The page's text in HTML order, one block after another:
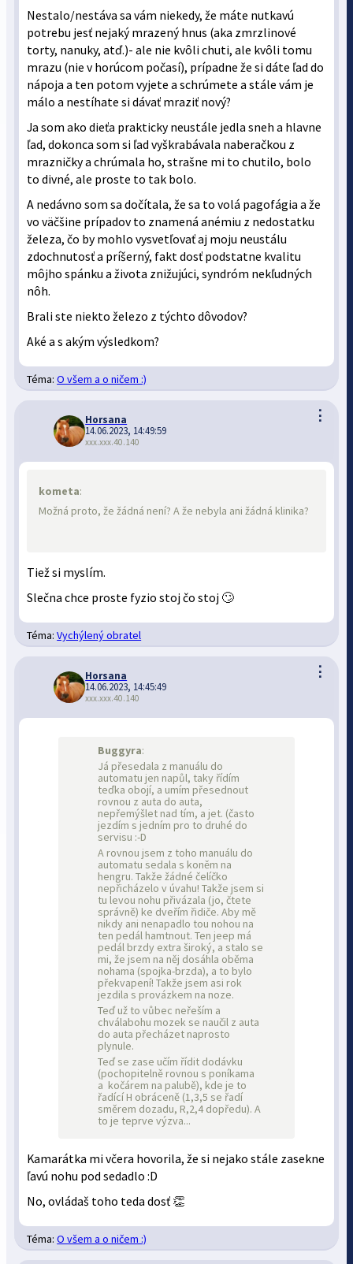
Nestalo/nestáva sa vám niekedy, že máte nutkavú
potrebu jesť nejaký mrazený hnus (aka zmrzlinové
torty, nanuky, atď.)- ale nie kvôli chuti, ale kvôli tomu
mrazu (nie v horúcom počasí), prípadne že si dáte ľad do
nápoja a ten potom vyjete a schrúmete a stále vám je
málo a nestíhate si dávať mraziť nový?
Ja som ako dieťa prakticky neustále jedla sneh a hlavne
ľad, dokonca som si ľad vyškrabávala naberačkou z
mrazničky a chrúmala ho, strašne mi to chutilo, bolo
to divné, ale proste to tak bolo.
A nedávno som sa dočítala, že sa to volá pagofágia a že
vo väčšine prípadov to znamená anémiu z nedostatku
železa, čo by mohlo vysvetľovať aj moju neustálu
zdochnutosť a príšerný, fakt dosť podstatne kvalitu
môjho spánku a života znižujúci, syndróm nekľudných
nôh.
Brali ste niekto železo z týchto dôvodov?
Aké a s akým výsledkom?
Téma:O všem a o ničem :)
⋮
Horsana
14.06.2023, 14:49:59
xxx.xxx.40.140
kometa:
Možná proto, že žádná není? A že nebyla ani žádná klinika?
Tiež si myslím.
Slečna chce proste fyzio stoj čo stoj 🙄
Téma:Vychýlený obratel
⋮
Horsana
14.06.2023, 14:45:49
xxx.xxx.40.140
Buggyra:
Já přesedala z manuálu do
automatu jen napůl, taky řídím
teďka obojí, a umím přesednout
rovnou z auta do auta,
nepřemýšlet nad tím, a jet. (často
jezdím s jedním pro to druhé do
servisu :-D
A rovnou jsem z toho manuálu do
automatu sedala s koněm na
hengru. Takže žádné čelíčko
nepřicházelo v úvahu! Takže jsem si
tu levou nohu přivázala (jo, čtete
správně) ke dveřím řidiče. Aby mě
nikdy ani nenapadlo tou nohou na
ten pedál hamtnout. Ten jeep má
pedál brzdy extra široký, a stalo se
mi, že jsem na něj dosáhla oběma
nohama (spojka-brzda), a to bylo
překvapení! Takže jsem asi rok
jezdila s provázkem na noze.
Teď už to vůbec neřeším a
chválabohu mozek se naučil z auta
do auta přecházet naprosto
plynule.
Teď se zase učím řídit dodávku
(pochopitelně rovnou s poníkama
a kočárem na palubě), kde je to
řadící H obráceně (1,3,5 se řadí
směrem dozadu, R,2,4 dopředu). A
to je teprve výzva...
Kamarátka mi včera hovorila, že si nejako stále zasekne
ľavú nohu pod sedadlo :D
No, ovládaš toho teda dosť 👏
Téma:O všem a o ničem :)